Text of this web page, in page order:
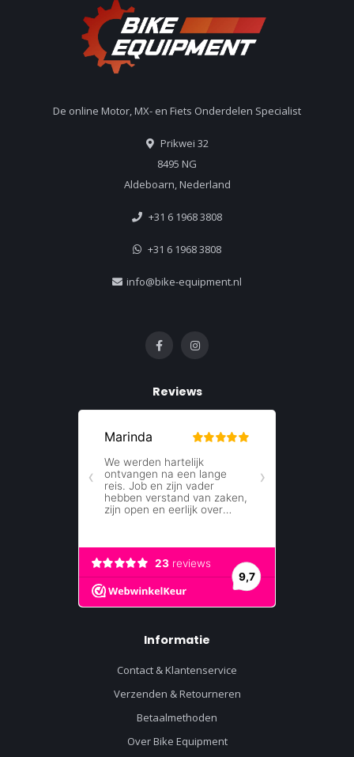
De online Motor, MX- en Fiets Onderdelen Specialist
Prikwei 32
8495 NG
Aldeboarn, Nederland
+31 6 1968 3808
+31 6 1968 3808
info@bike-equipment.nl
Reviews
Informatie
Contact & Klantenservice
Verzenden & Retourneren
Betaalmethoden
Over Bike Equipment